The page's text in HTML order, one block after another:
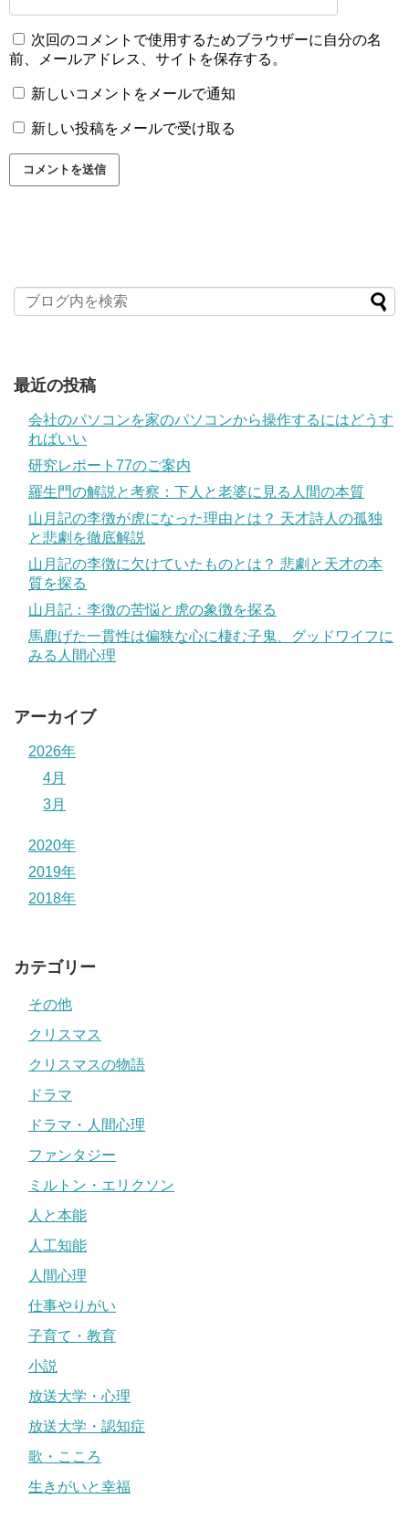
次回のコメントで使用するためブラウザーに自分の名
前、メールアドレス、サイトを保存する。
新しいコメントをメールで通知
新しい投稿をメールで受け取る
最近の投稿
会社のパソコンを家のパソコンから操作するにはどうす
ればいい
研究レポート77のご案内
羅生門の解説と考察：下人と老婆に見る人間の本質
山月記の李徴が虎になった理由とは？ 天才詩人の孤独
と悲劇を徹底解説
山月記の李徴に欠けていたものとは？ 悲劇と天才の本
質を探る
山月記：李徴の苦悩と虎の象徴を探る
馬鹿げた一貫性は偏狭な心に棲む子鬼、グッドワイフに
みる人間心理
アーカイブ
2026年
4月
3月
2020年
2019年
2018年
カテゴリー
その他
クリスマス
クリスマスの物語
ドラマ
ドラマ・人間心理
ファンタジー
ミルトン・エリクソン
人と本能
人工知能
人間心理
仕事やりがい
子育て・教育
小説
放送大学・心理
放送大学・認知症
歌・こころ
生きがいと幸福